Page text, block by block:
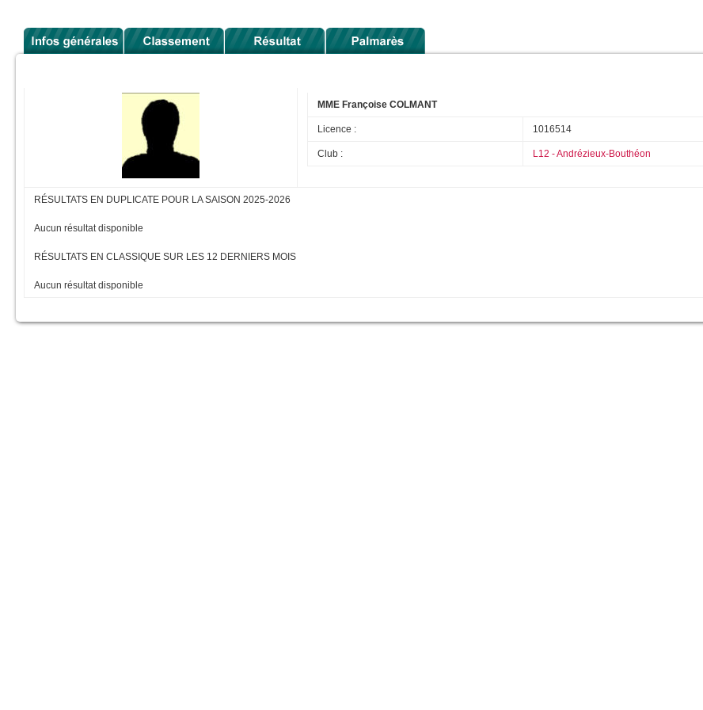
MME Françoise COLMANT
Licence : 1016514
Club : L12 - Andrézieux-Bouthéon
RÉSULTATS EN DUPLICATE POUR LA SAISON 2025-2026
Aucun résultat disponible
RÉSULTATS EN CLASSIQUE SUR LES 12 DERNIERS MOIS
Aucun résultat disponible